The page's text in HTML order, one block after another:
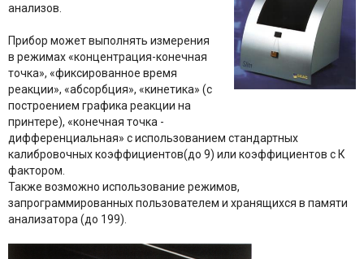
анализов.
Прибор может выполнять измерения
в режимах «концентрация-конечная
точка», «фиксированное время
реакции», «абсорбция», «кинетика» (с
построением графика реакции на
принтере), «конечная точка -
дифференциальная» с использованием стандартных
калибровочных коэффициентов(до 9) или коэффициентов с К
фактором.
Также возможно использование режимов,
запрограммированных пользователем и хранящихся в памяти
анализатора (до 199).